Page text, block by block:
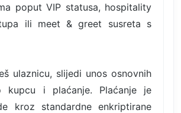
poput VIP statusa, hospitality
ili meet & greet susreta s
ulaznicu, slijedi unos osnovnih
kupcu i plaćanje. Plaćanje je
kroz standardne enkriptirane